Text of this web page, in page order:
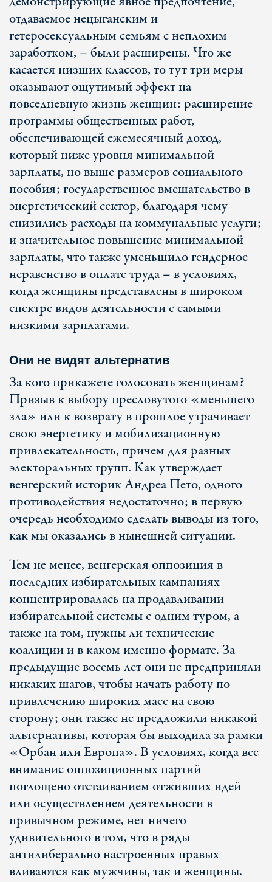
отдаваемое нецыганским и
гетеросексуальным семьям с неплохим
заработком, – были расширены. Что же
касается низших классов, то тут три меры
оказывают ощутимый эффект на
повседневную жизнь женщин: расширение
программы общественных работ,
обеспечивающей ежемесячный доход,
который ниже уровня минимальной
зарплаты, но выше размеров социального
пособия; государственное вмешательство в
энергетический сектор, благодаря чему
снизились расходы на коммунальные услуги;
и значительное повышение минимальной
зарплаты, что также уменьшило гендерное
неравенство в оплате труда – в условиях,
когда женщины представлены в широком
спектре видов деятельности с самыми
низкими зарплатами.
Они не видят альтернатив
За кого прикажете голосовать женщинам?
Призыв к выбору пресловутого «меньшего
зла» или к возврату в прошлое утрачивает
свою энергетику и мобилизационную
привлекательность, причем для разных
электоральных групп. Как утверждает
венгерский историк Андреа Пето, одного
противодействия недостаточно; в первую
очередь необходимо сделать выводы из того,
как мы оказались в нынешней ситуации.
Тем не менее, венгерская оппозиция в
последних избирательных кампаниях
концентрировалась на продавливании
избирательной системы с одним туром, а
также на том, нужны ли технические
коалиции и в каком именно формате. За
предыдущие восемь лет они не предприняли
никаких шагов, чтобы начать работу по
привлечению широких масс на свою
сторону; они также не предложили никакой
альтернативы, которая бы выходила за рамки
«Орбан или Европа». В условиях, когда все
внимание оппозиционных партий
поглощено отстаиванием отживших идей
или осуществлением деятельности в
привычном режиме, нет ничего
удивительного в том, что в ряды
антилиберально настроенных правых
вливаются как мужчины, так и женщины.